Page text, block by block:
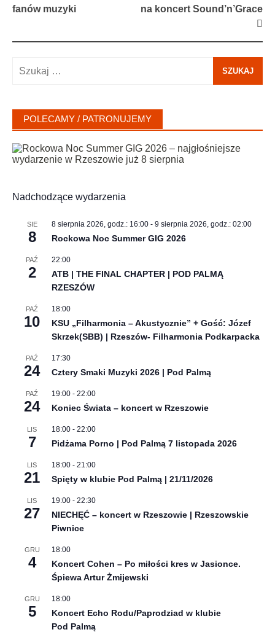
navigation
fanów muzyki na koncert Sound’n’Grace
POLECAMY / PATRONUJEMY
Nadchodzące wydarzenia
SIE
8
8 sierpnia 2026, godz.: 16:00 - 9 sierpnia 2026, godz.: 02:00
Rockowa Noc Summer GIG 2026
PAŹ
2
22:00
ATB | THE FINAL CHAPTER | POD PALMĄ
RZESZÓW
PAŹ
10
18:00
KSU „Filharmonia – Akustycznie” + Gość: Józef
Skrzek(SBB) | Rzeszów- Filharmonia Podkarpacka
PAŹ
24
17:30
Cztery Smaki Muzyki 2026 | Pod Palmą
PAŹ
24
19:00 - 22:00
Koniec Świata – koncert w Rzeszowie
LIS
7
18:00 - 22:00
Pidżama Porno | Pod Palmą 7 listopada 2026
LIS
21
18:00 - 21:00
Spięty w klubie Pod Palmą | 21/11/2026
LIS
27
19:00 - 22:30
NIECHĘĆ – koncert w Rzeszowie | Rzeszowskie
Piwnice
GRU
4
18:00
Koncert Cohen – Po miłości kres w Jasionce.
Śpiewa Artur Żmijewski
GRU
5
18:00
Koncert Echo Rodu/Paprodziad w klubie
Pod Palmą